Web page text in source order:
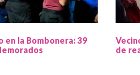
en la Bombonera: 39
de